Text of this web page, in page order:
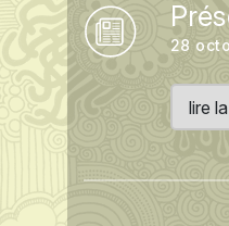
28
lire